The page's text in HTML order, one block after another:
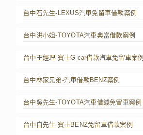
台中石先生-LEXUS汽車免留車借款案例
台中洪小姐-TOYOTA汽車典當借款案例
台中王經理-賓士G car借款汽車免留車案例
台中林家兄弟-汽車借款BENZ案例
台中吳先生-TOYOTA汽車借錢免留車案例
台中白先生-賓士BENZ免留車借款案例